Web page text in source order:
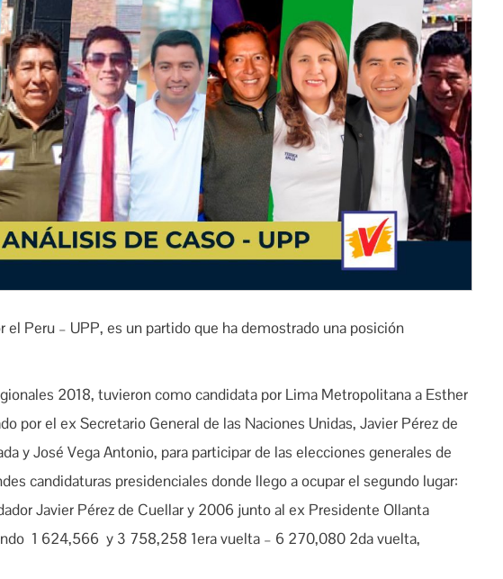
el Peru – UPP, es un partido que ha demostrado una posición
2018, tuvieron como candidata por Lima Metropolitana a Esther
por el ex Secretario General de las Naciones Unidas, Javier Pérez de
y José Vega Antonio, para participar de las elecciones generales de
candidaturas presidenciales donde llego a ocupar el segundo lugar:
Javier Pérez de Cuellar y 2006 junto al ex Presidente Ollanta
1 624,566 y 3 758,258 1era vuelta – 6 270,080 2da vuelta,